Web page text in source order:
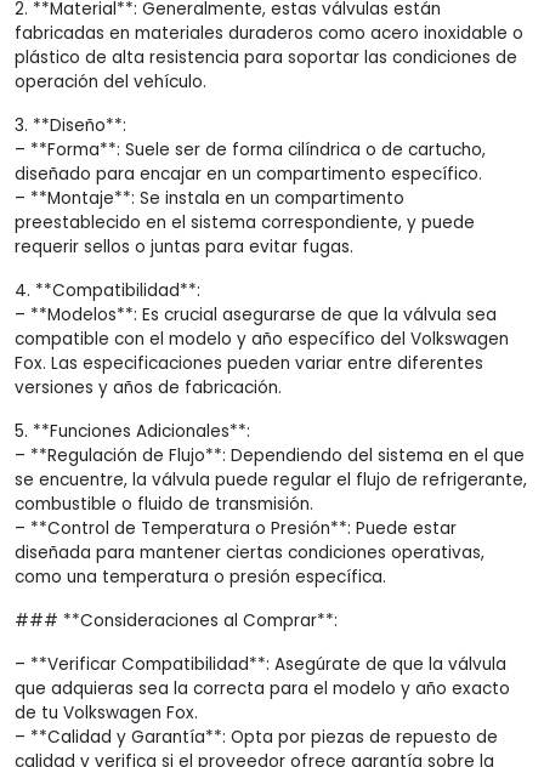
2. **Material**: Generalmente, estas válvulas están
fabricadas en materiales duraderos como acero inoxidable o
plástico de alta resistencia para soportar las condiciones de
operación del vehículo.
3. **Diseño**:
– **Forma**: Suele ser de forma cilíndrica o de cartucho,
diseñado para encajar en un compartimento específico.
– **Montaje**: Se instala en un compartimento
preestablecido en el sistema correspondiente, y puede
requerir sellos o juntas para evitar fugas.
4. **Compatibilidad**:
– **Modelos**: Es crucial asegurarse de que la válvula sea
compatible con el modelo y año específico del Volkswagen
Fox. Las especificaciones pueden variar entre diferentes
versiones y años de fabricación.
5. **Funciones Adicionales**:
– **Regulación de Flujo**: Dependiendo del sistema en el que
se encuentre, la válvula puede regular el flujo de refrigerante,
combustible o fluido de transmisión.
– **Control de Temperatura o Presión**: Puede estar
diseñada para mantener ciertas condiciones operativas,
como una temperatura o presión específica.
### **Consideraciones al Comprar**:
– **Verificar Compatibilidad**: Asegúrate de que la válvula
que adquieras sea la correcta para el modelo y año exacto
de tu Volkswagen Fox.
– **Calidad y Garantía**: Opta por piezas de repuesto de
calidad y verifica si el proveedor ofrece garantía sobre la